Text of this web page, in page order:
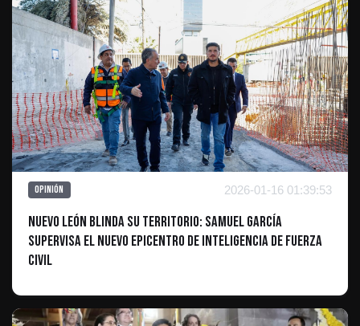
Opinión 2026-01-16 01:39:53
Nuevo León blinda su territorio: Samuel García
supervisa el nuevo epicentro de inteligencia de Fuerza
Civil